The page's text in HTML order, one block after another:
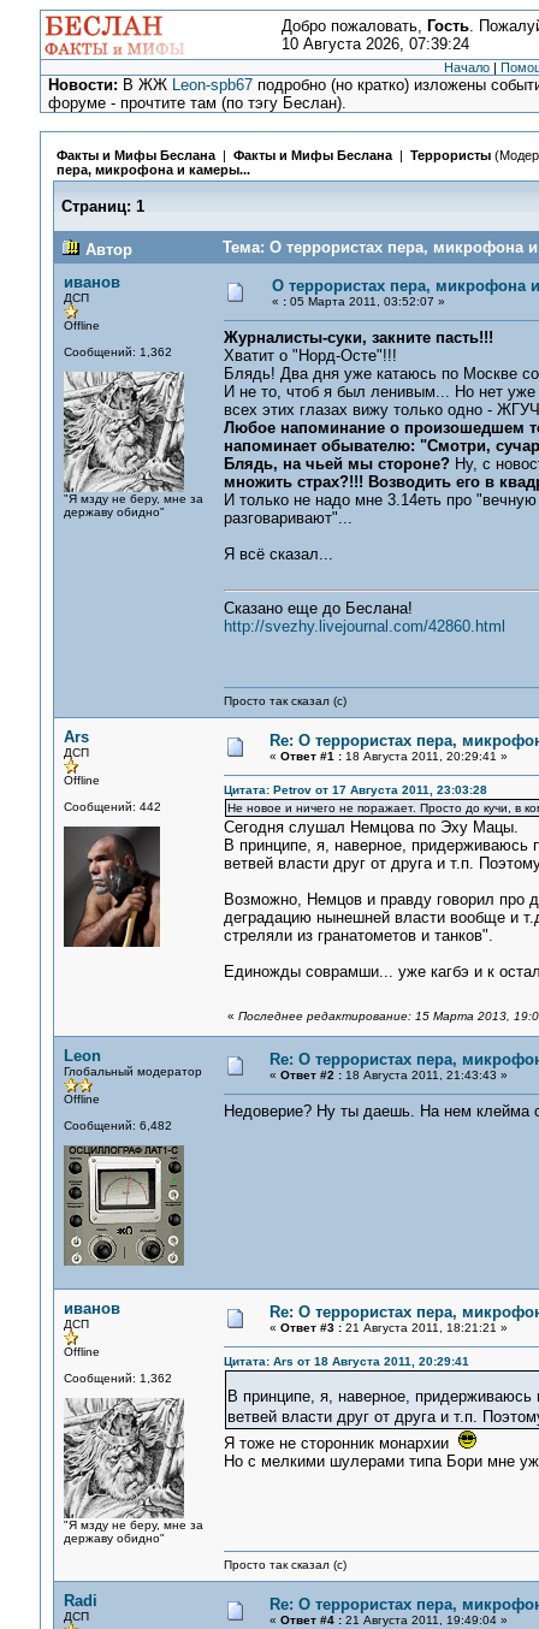
Добро пожаловать, Гость.
10 Августа 2026, 07:39:24
Начало |
Новости: В ЖЖ Leon-spb67 подробно (но кратко) изложены
форуме - прочтите там (по тэгу Беслан).
Факты и Мифы Беслана| Факты и Мифы Беслана| Террористы
пера, микрофона и камеры...
Страниц: 1
Автор
Тема: О террористах пера, микрофона
иванов
ДСП
Offline
Сообщений: 1,362
"Я мзду не беру, мне за
державу обидно"
О террористах пера, микрофона
« :05 Марта 2011, 03:52:07 »
Журналисты-суки, закните пасть!!!
Хватит о "Норд-Осте"!!!
Блядь! Два дня уже катаюсь по Москве
И не то, чтоб я был ленивым... Но нет уже
всех этих глазах вижу только одно -
Любое напоминание о произошедшем
напоминает обывателю: "Смотри,
Блядь, на чьей мы стороне?Ну, с
множить страх?!!! Возводить его в
И только не надо мне 3.14еть про
разговаривают"...
Я всё сказал...
Сказано еще до Беслана!
http://svezhy.livejournal.com/42860.html
Просто так сказал (с)
Ars
ДСП
Offline
Сообщений: 442
Re: О террористах пера,
« Ответ #1 :18 Августа 2011, 20:29:41 »
Цитата: Petrov от 17 Августа 2011, 23:03:28
Не новое и ничего не поражает. Просто до кучи, в
Сегодня слушал Немцова по Эху Мацы.
В принципе, я, наверное, придерживаюсь
ветвей власти друг от друга и т.п.
Возможно, Немцов и правду говорил про
деградацию нынешней власти вообще и
стреляли из гранатометов и танков".
Единожды соврамши... уже кагбэ и к
« Последнее редактирование: 15 Марта 2013,
Leon
Глобальный модератор
Offline
Сообщений: 6,482
Re: О террористах пера,
« Ответ #2 :18 Августа 2011, 21:43:43 »
Недоверие? Ну ты даешь. На нем клейма
иванов
ДСП
Offline
Сообщений: 1,362
"Я мзду не беру, мне за
державу обидно"
Re: О террористах пера,
« Ответ #3 :21 Августа 2011, 18:21:21 »
Цитата: Ars от 18 Августа 2011, 20:29:41
В принципе, я, наверное,
ветвей власти друг от друга и т.п.
Я тоже не сторонник монархии
Но с мелкими шулерами типа Бори мне
Просто так сказал (с)
Radi
ДСП
Re: О террористах пера,
« Ответ #4 :21 Августа 2011, 19:49:04 »